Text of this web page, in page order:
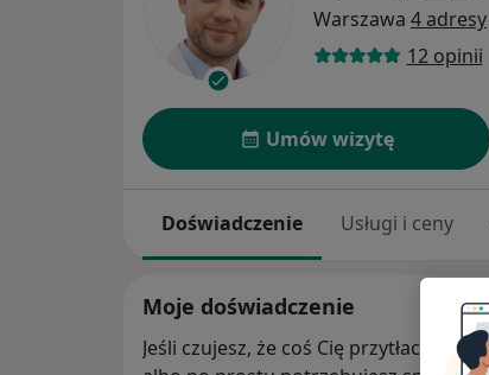
Warszawa 4 adresy
12 opinii
Umów wizytę
Doświadczenie Usługi i ceny
Moje doświadczenie
Jeśli czujesz, że coś Cię przytłacza,